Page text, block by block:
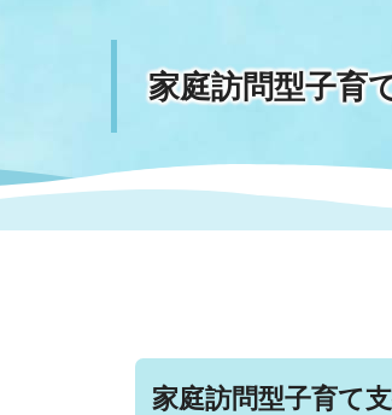
まちづくり
いわき市女性活躍推進ポー
ルサイト
福祉に関するその他の情報
スポーツ
いわき市へのアクセス
保健・衛生
職員
公売
監査委員
家庭訪問型子育
家庭訪問型子育て